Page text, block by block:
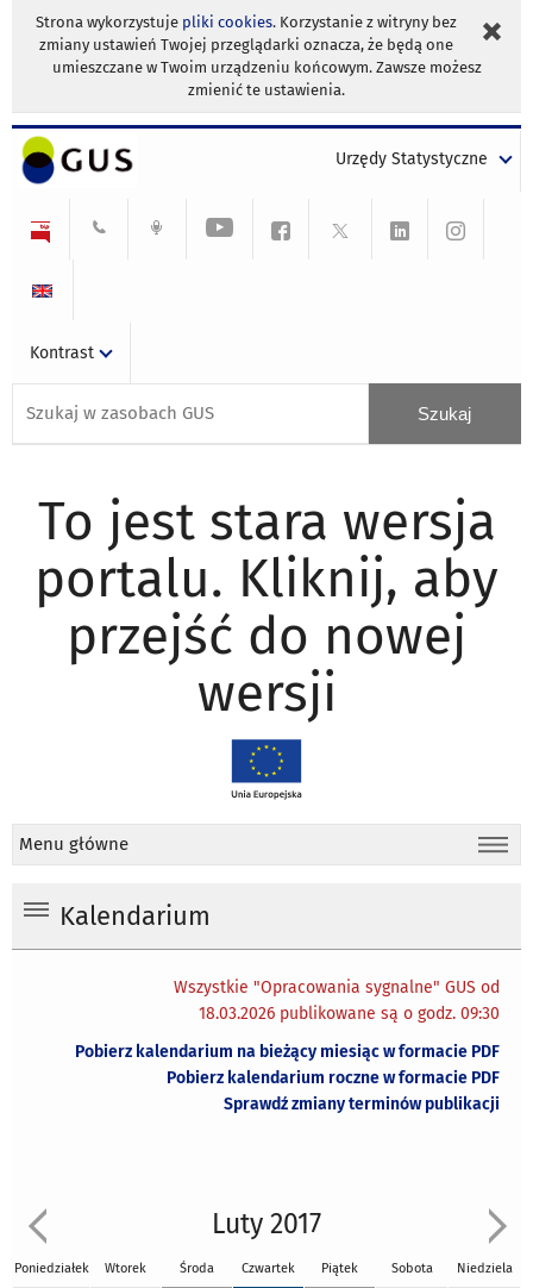
Strona wykorzystuje pliki cookies. Korzystanie z witryny bez
zmiany ustawień Twojej przeglądarki oznacza, że będą one
umieszczane w Twoim urządzeniu końcowym. Zawsze możesz
zmienić te ustawienia.
Urzędy Statystyczne
Kontrast
To jest stara wersja
portalu. Kliknij, aby
przejść do nowej
wersji
Menu główne
Kalendarium
Wszystkie "Opracowania sygnalne" GUS od
18.03.2026 publikowane są o godz. 09:30
Pobierz kalendarium na bieżący miesiąc w formacie PDF
Pobierz kalendarium roczne w formacie PDF
Sprawdź zmiany terminów publikacji
Luty 2017
Poniedziałek Wtorek Środa Czwartek Piątek Sobota Niedziela